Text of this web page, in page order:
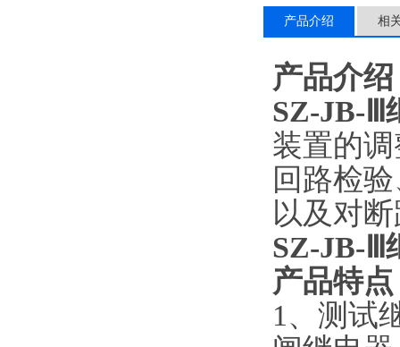
产品介绍 相
产品介绍
SZ-JB-Ⅲ
装置的
回路检
以及对
SZ-JB-Ⅲ
产品特点
1、测试